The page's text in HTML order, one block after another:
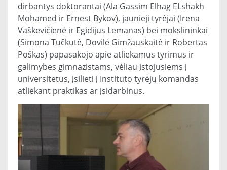
dirbantys doktorantai (Ala Gassim Elhag ELshakh
Mohamed ir Ernest Bykov), jaunieji tyrėjai (Irena
Vaškevičienė ir Egidijus Lemanas) bei mokslininkai
(Simona Tučkutė, Dovilė Gimžauskaitė ir Robertas
Poškas) papasakojo apie atliekamus tyrimus ir
galimybes gimnazistams, vėliau įstojusiems į
universitetus, įsilieti į Instituto tyrėjų komandas
atliekant praktikas ar įsidarbinus.